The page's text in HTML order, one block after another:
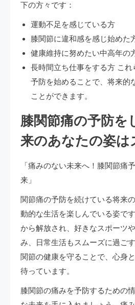
下の方々です：
運動不足を感じている方
膝関節に違和感を感じ始めた
健康維持に努めたい中高年の
長時間立ち仕事をする方 こ
予防を始めることで、将来的
ことができます。
膝関節痛の予防を
来のあなたの姿は
「痛みのない未来へ！膝関節痛
来」
関節痛の予防を続けている将来
動的な生活を楽しんでいる姿で
から解放され、好きなスポーツ
み、日常生活もスムーズに過ご
関節の健康を守ることで、心身
待っています。
膝関節の痛みを予防するための